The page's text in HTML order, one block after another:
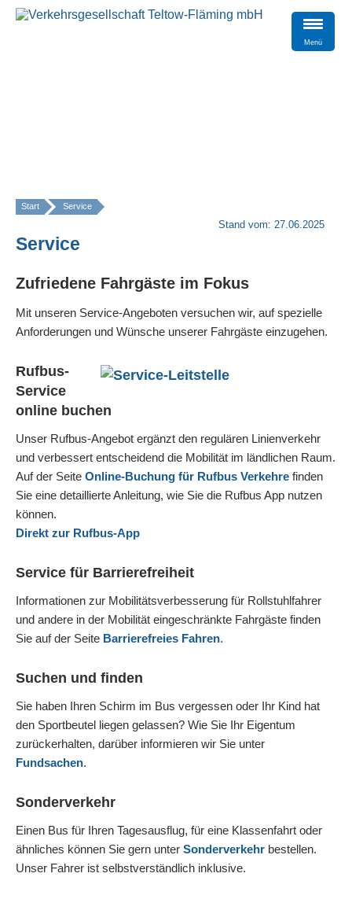
Start Service »
Stand vom: 27.06.2025
Service
Zufriedene Fahrgäste im Fokus
Mit unseren Service-Angeboten versuchen wir, auf spezielle
Anforderungen und Wünsche unserer Fahrgäste einzugehen.
Rufbus-
Service
online buchen
Unser Rufbus-Angebot ergänzt den regulären Linienverkehr
und verbessert entscheidend die Mobilität im ländlichen Raum.
Auf der Seite Online-Buchung für Rufbus Verkehre finden
Sie eine detaillierte Anleitung, wie Sie die Rufbus App nutzen
können.
Direkt zur Rufbus-App
Service für Barrierefreiheit
Informationen zur Mobilitätsverbesserung für Rollstuhlfahrer
und andere in der Mobilität eingeschränkte Fahrgäste finden
Sie auf der Seite Barrierefreies Fahren.
Suchen und finden
Sie haben Ihren Schirm im Bus vergessen oder Ihr Kind hat
den Sportbeutel liegen gelassen? Wie Sie Ihr Eigentum
zurückerhalten, darüber informieren wir Sie unter
Fundsachen.
Sonderverkehr
Einen Bus für Ihren Tagesausflug, für eine Klassenfahrt oder
ähnliches können Sie gern unter Sonderverkehr bestellen.
Unser Fahrer ist selbstverständlich inklusive.
Menü